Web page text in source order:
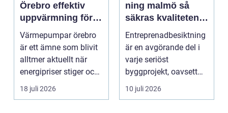
Örebro effektiv
uppvärmning för
hus och
fastigheter
Värmepumpar örebro
är ett ämne som blivit
alltmer aktuellt när
energipriser stiger och
fler vill sän...
18 juli 2026
ning malmö så
säkras kvaliteten i
byggprojekt
Entreprenadbesiktning
är en avgörande del i
varje seriöst
byggprojekt, oavsett
om det handlar om en
10 juli 2026